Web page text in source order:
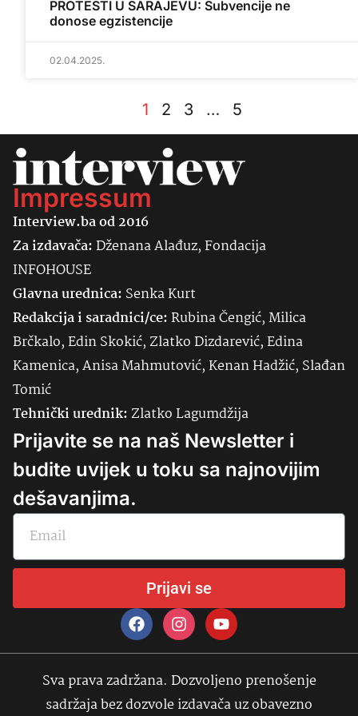
PROTESTI U SARAJEVU: Subvencije ne
donose egzistencije
02.04.2025.
1 2 3 … 5
Impressum
Interview.ba od 2016
Za izdavača:Dženana Alađuz, Fondacija
INFOHOUSE
Glavna urednica: SenkaKurt
Redakcija i saradnici/ce:Rubina Čengić, Milica
Brčkalo, Edin Skokić, Zlatko Dizdarević, Edina
Kamenica, Anisa Mahmutović, Kenan Hadžić, Slađan
Tomić
Tehnički urednik:Zlatko Lagumdžija
Prijavite se na naš Newsletter i
budite uvijek u toku sa najnovijim
dešavanjima.
Prijavi se
Sva prava zadržana. Dozvoljeno prenošenje
sadržaja bez dozvole izdavača uz obavezno